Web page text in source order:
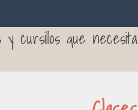
y cursillos que